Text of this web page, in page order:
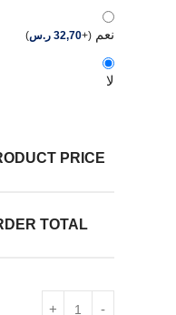
نعم (
+
32,70 ر.س)
لا
PRICE:
TOTAL: